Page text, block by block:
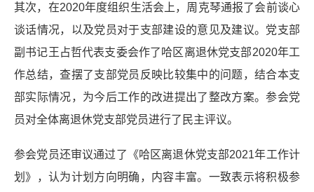
其次，在2020年度组织生活会上，周克琴通报了会前谈心
谈话情况，以及党员对于支部建设的意见及建议。党支部
副书记王占哲代表支委会作了哈区离退休党支部2020年工
作总结，查摆了支部党员反映比较集中的问题，结合本支
部实际情况，为今后工作的改进提出了整改方案。参会党
员对全体离退休党支部党员进行了民主评议。
参会党员还审议通过了《哈区离退休党支部2021年工作计
划》，认为计划方向明确，内容丰富。一致表示将积极参